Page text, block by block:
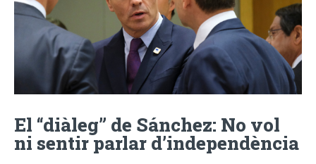
El “diàleg” de Sánchez: No vol
ni sentir parlar d’independència